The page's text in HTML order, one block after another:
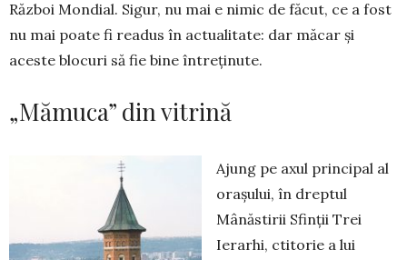
Război Mondial. Sigur, nu mai e nimic de făcut, ce a fost
nu mai poate fi readus în actualitate: dar măcar și
aceste blocuri să fie bine ­întreținute.
„Mămuca” din vitrină
Ajung pe axul principal al
orașului, în dreptul
Mânăstirii Sfinții Trei
Ierarhi, ctitorie a lui